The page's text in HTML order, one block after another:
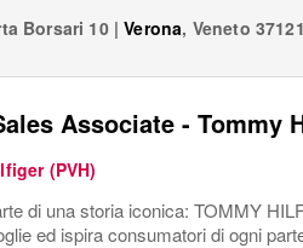
Borsari 10 | Verona, Veneto 37121
Associate - Tommy
(PVH)
di una storia iconica: TOMMY
ed ispira consumatori di ogni